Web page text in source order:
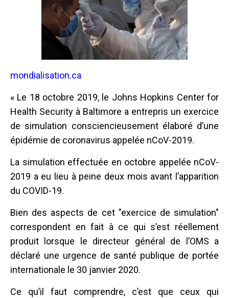
mondialisation.ca
« Le 18 octobre 2019, le Johns Hopkins Center for
Health Security à Baltimore a entrepris un exercice
de simulation consciencieusement élaboré d’une
épidémie de coronavirus appelée nCoV-2019.
La simulation effectuée en octobre appelée nCoV-
2019 a eu lieu à peine deux mois avant l’apparition
du COVID-19.
Bien des aspects de cet "exercice de simulation"
correspondent en fait à ce qui s’est réellement
produit lorsque le directeur général de l’OMS a
déclaré une urgence de santé publique de portée
internationale le 30 janvier 2020.
Ce qu’il faut comprendre, c’est que ceux qui